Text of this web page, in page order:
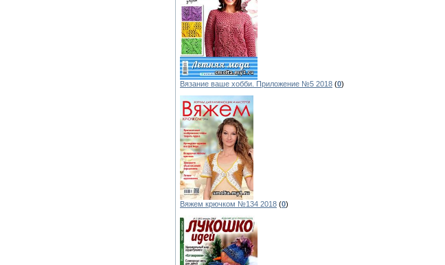
Вязание ваше хобби. Приложение №5 2018 (0)
Вяжем крючком №134 2018 (0)